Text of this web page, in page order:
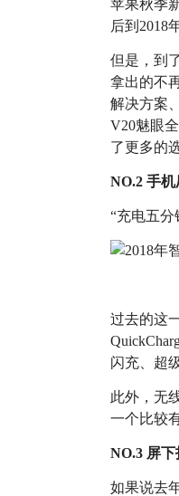
苹果秋季
后到2018
但是，到
拿出的不
解决方案
V20魅眼
了更多的
NO.2 手
“充电五分
过去的这
闪充、超
此外，无
一个比较
NO.3 屏
如果说去